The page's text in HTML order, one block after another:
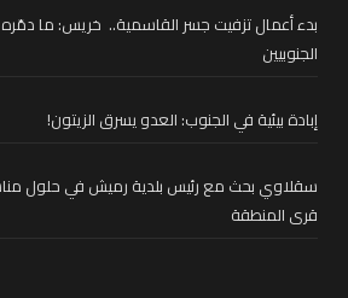
بدء أعمال تزفيت جسر القاسمية.. خريس: ما دمّره
الجنوبيين
إبادة بيئية في الجنوب: العدو يسرق الزيتون!
سقلاوي بحث مع رئيس بلدية رميش في حلول
قرى المنطقة